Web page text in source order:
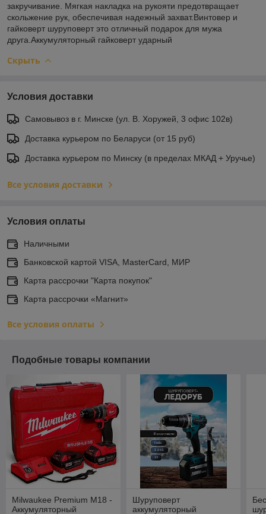
закручивание. Мягкая накладка на рукояти предотвращает
скольжение рук, обеспечивая надежный захват.Винтовер и
гайковерт шуруповерт это отличный подарок для мужа
друга.Аккумуляторный гайковерт ударный
Скрыть
Условия доставки
Самовывоз в г. Минске (ул. В. Хоружей, 3 офис 102в)
Доставка курьером по Беларуси (от 15 руб)
Доставка курьером по Минску (в пределах МКАД + Уручье)
Все условия доставки
Условия оплаты
Наличными
Банковской картой VISA, MasterCard, МИР
Карта рассрочки "Карта покупок"
Карта рассрочки «Магнит»
Все условия оплаты
Подобные товары компании
Milwaukee Premium M18 -
Аккумуляторный
Шуруповерт
аккумуляторный